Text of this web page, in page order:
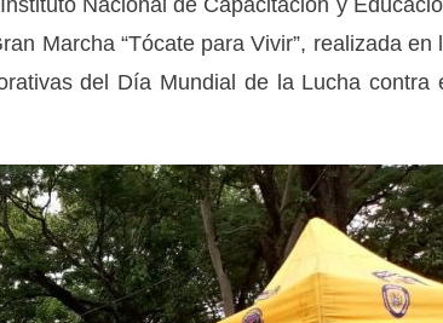
Nacional de Capacitación y
Marcha “Tócate para Vivir”, realizada en
del Día Mundial de la Lucha contra